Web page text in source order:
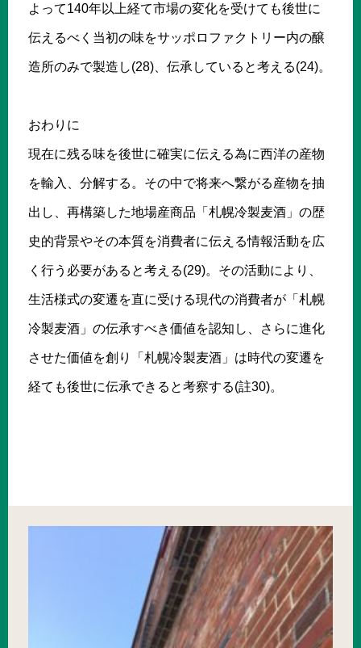
よって140年以上経て市場の変化を受けても後世に
伝えるべく当初の味をサッポロファクトリー内の醸
造所のみで製造し(28)、伝承していると考える(24)。
おわりに
現在に残る味を後世に確実に伝える為に西洋の産物
を輸入、分解する。その中で将来へ繋がる産物を抽
出し、再構築した地場産商品「札幌冷製麦酒」の歴
史的背景やその本質を消費者に伝える情報活動を広
く行う必要があると考える(29)。その活動により、
生活様式の変遷を直に受ける現代の消費者が「札幌
冷製麦酒」の伝承すべき価値を認知し、さらに進化
させた価値を創り「札幌冷製麦酒」は時代の変遷を
経ても後世に伝承できると考察する(註30)。